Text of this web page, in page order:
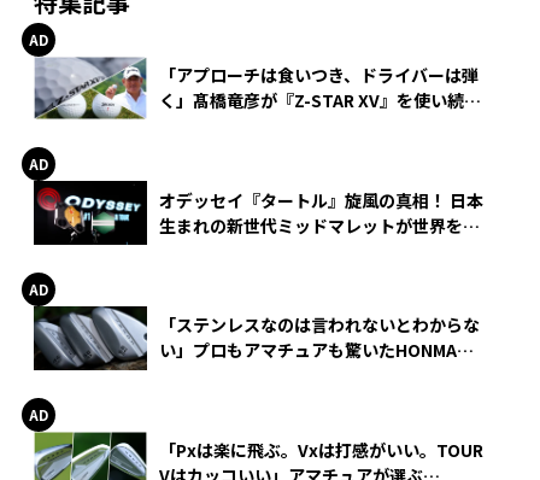
「アプローチは食いつき、ドライバーは弾
く」髙橋竜彦が『Z-STAR XV』を使い続け
オデッセイ『タートル』旋風の真相！ 日本
生まれの新世代ミッドマレットが世界を席
「ステンレスなのは言われないとわからな
い」プロもアマチュアも驚いたHONMA
「Pxは楽に飛ぶ。Vxは打感がいい。TOUR